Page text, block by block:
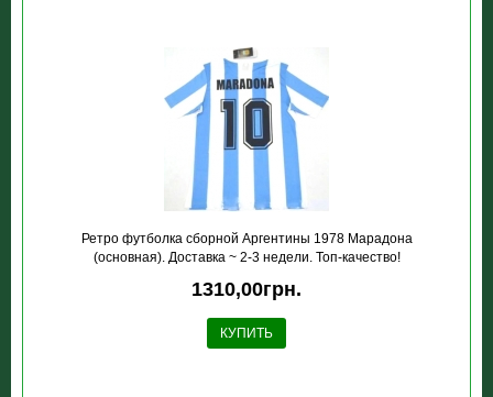
Ретро футболка сборной Аргентины 1978 Марадона
(основная). Доставка ~ 2-3 недели. Топ-качество!
1310,00грн.
КУПИТЬ